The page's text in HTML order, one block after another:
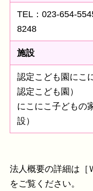
TEL：023-654-
8248
施設
認定こども園にこ
認定こども園）
にこにこ子どもの
設）
法人概要の詳細は［
をご覧ください。